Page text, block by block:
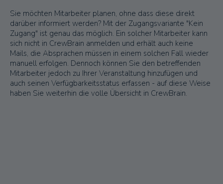
Sie möchten Mitarbeiter planen, ohne dass diese direkt
darüber informiert werden? Mit der Zugangsvariante "Kein
Zugang" ist genau das möglich. Ein solcher Mitarbeiter kann
sich nicht in CrewBrain anmelden und erhält auch keine
Mails, die Absprachen müssen in einem solchen Fall wieder
manuell erfolgen. Dennoch können Sie den betreffenden
Mitarbeiter jedoch zu Ihrer Veranstaltung hinzufügen und
auch seinen Verfügbarkeitsstatus erfassen - auf diese Weise
haben Sie weiterhin die volle Übersicht in CrewBrain.